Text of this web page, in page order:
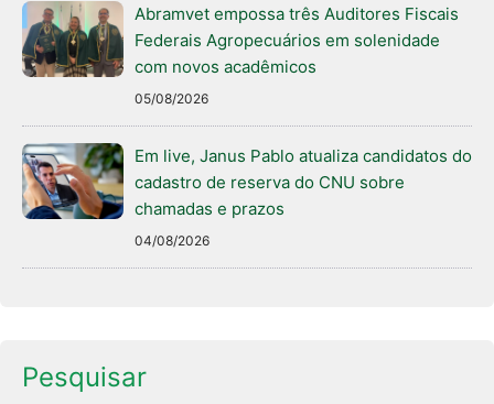
Abramvet empossa três Auditores Fiscais
Federais Agropecuários em solenidade
com novos acadêmicos
05/08/2026
Em live, Janus Pablo atualiza candidatos do
cadastro de reserva do CNU sobre
chamadas e prazos
04/08/2026
Pesquisar